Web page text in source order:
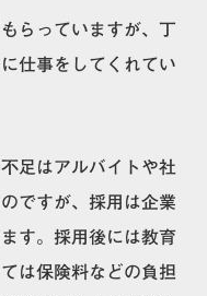
らっていますが、 丁
仕事をしてくれてい
足はアルバイトや社
ですが、 採用は企業
す。採用後には教育
は保険料などの負担